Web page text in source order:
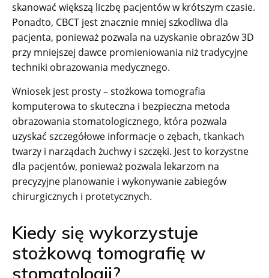
skanować większą liczbę pacjentów w krótszym czasie.
Ponadto, CBCT jest znacznie mniej szkodliwa dla
pacjenta, ponieważ pozwala na uzyskanie obrazów 3D
przy mniejszej dawce promieniowania niż tradycyjne
techniki obrazowania medycznego.
Wniosek jest prosty – stożkowa tomografia
komputerowa to skuteczna i bezpieczna metoda
obrazowania stomatologicznego, która pozwala
uzyskać szczegółowe informacje o zębach, tkankach
twarzy i narządach żuchwy i szczęki. Jest to korzystne
dla pacjentów, ponieważ pozwala lekarzom na
precyzyjne planowanie i wykonywanie zabiegów
chirurgicznych i protetycznych.
Kiedy się wykorzystuje
stożkową tomografię w
stomatologii?